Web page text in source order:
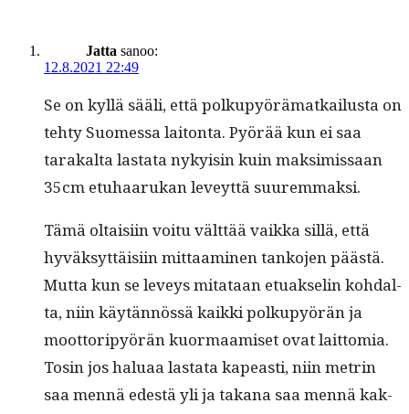
Jatta sanoo:
12.8.2021 22:49
Se on kyl­lä sääli, että polkupyörä­matkailus­ta on
tehty Suomes­sa laiton­ta. Pyörää kun ei saa
tarakalta las­ta­ta nyky­isin kuin mak­simis­saan
35cm etuhaarukan lev­eyt­tä suuremmaksi.
Tämä oltaisi­in voitu vält­tää vaik­ka sil­lä, että
hyväksyt­täisi­in mit­taami­nen tanko­jen päästä.
Mut­ta kun se lev­eys mitataan etu­ak­selin kohdal­
ta, niin käytän­nössä kaik­ki polkupyörän ja
moot­toripyörän kuor­maamiset ovat lait­to­mia.
Tosin jos halu­aa las­ta­ta kapeasti, niin metrin
saa men­nä edestä yli ja takana saa men­nä kak­